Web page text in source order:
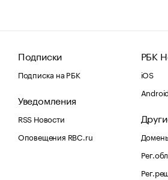
Подписки
Подписка на РБК
Уведомления
RSS Новости
Оповещения RBC.ru
РБК
iOS